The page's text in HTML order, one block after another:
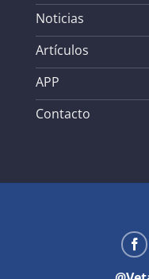
Noticias
Artículos
APP
Contacto